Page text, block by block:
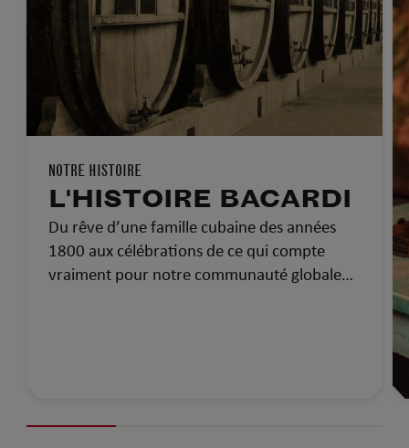
NOTRE HISTOIRE
L'HISTOIRE BACARDI
Du rêve d’une famille cubaine des années
1800 aux célébrations de ce qui compte
vraiment pour notre communauté globale